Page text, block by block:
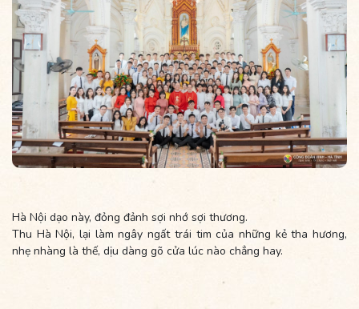
Hà Nội dạo này, đỏng đảnh sợi nhớ sợi thương.
Thu Hà Nội, lại làm ngây ngất trái tim của những kẻ tha hương,
nhẹ nhàng là thế, dịu dàng gõ cửa lúc nào chẳng hay.